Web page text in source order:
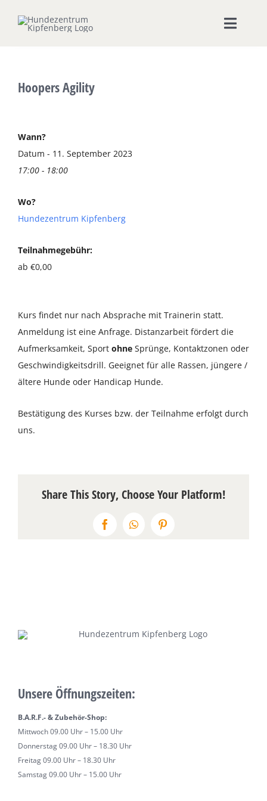
Inhalt
Toggle
Seminare & Workshops
Unsere Shops
Ernährungsberatung
Terminkalender
Kontakt & Anfahrt
Hoopers Agility
Wann?
Datum - 11. September 2023
17:00 - 18:00
Wo?
Hundezentrum Kipfenberg
Teilnahmegebühr:
ab €0,00
Kurs findet nur nach Absprache mit Trainerin statt.
Anmeldung ist eine Anfrage. Distanzarbeit fördert die
Aufmerksamkeit, Sport ohne Sprünge, Kontaktzonen oder
Geschwindigkeitsdrill. Geeignet für alle Rassen, jüngere /
ältere Hunde oder Handicap Hunde.
Bestätigung des Kurses bzw. der Teilnahme erfolgt durch
uns.
Share This Story, Choose Your Platform!
FacebookWhatsAppPinterest
Unsere Öffnungszeiten:
B.A.R.F.- & Zubehör-Shop:
Mittwoch 09.00 Uhr – 15.00 Uhr
Donnerstag 09.00 Uhr – 18.30 Uhr
Freitag 09.00 Uhr – 18.30 Uhr
Samstag 09.00 Uhr – 15.00 Uhr